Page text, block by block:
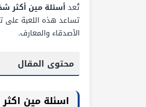
تُعد أسئلة مين أكثر
تساعد هذه اللعبة على
الأصدقاء والمعارف.
محتوى المقال
اسئلة مين